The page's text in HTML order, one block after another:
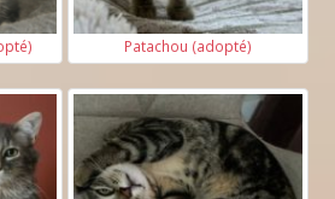
Patachou (adopté)